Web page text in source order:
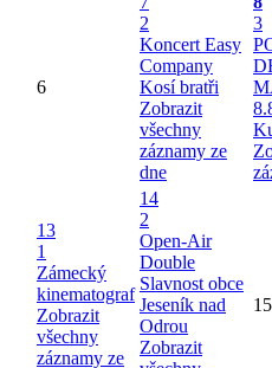
6
2
Koncert Easy
Company
Kosí bratři
Zobrazit
všechny
záznamy ze
dne
3
13
1
Zámecký
kinematograf
Zobrazit
všechny
záznamy ze
14
2
Open-Air
Double
Slavnost obce
Jeseník nad
Odrou
Zobrazit
15